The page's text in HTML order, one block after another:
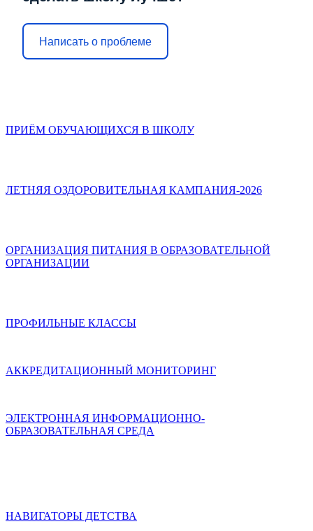
Написать о проблеме
ПРИЁМ ОБУЧАЮЩИХСЯ В ШКОЛУ
ЛЕТНЯЯ ОЗДОРОВИТЕЛЬНАЯ КАМПАНИЯ-2026
ОРГАНИЗАЦИЯ ПИТАНИЯ В ОБРАЗОВАТЕЛЬНОЙ
ОРГАНИЗАЦИИ
ПРОФИЛЬНЫЕ КЛАССЫ
АККРЕДИТАЦИОННЫЙ МОНИТОРИНГ
ЭЛЕКТРОННАЯ ИНФОРМАЦИОННО-
ОБРАЗОВАТЕЛЬНАЯ СРЕДА
НАВИГАТОРЫ ДЕТСТВА